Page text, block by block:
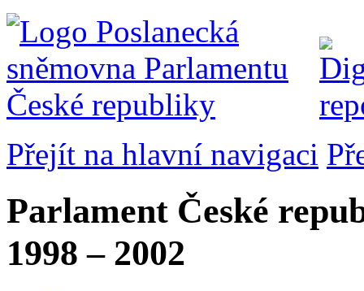
Přejít na hlavní navigaci
Parlament České
1998 – 2002